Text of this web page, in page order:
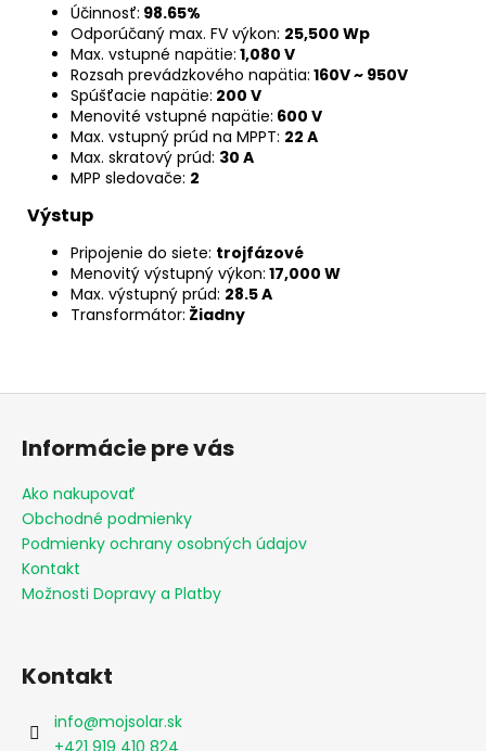
Účinnosť: 98.65%
Odporúčaný max. FV výkon: 25,500 Wp
Max. vstupné napätie: 1,080 V
Rozsah prevádzkového napätia: 160V ~ 950V
Spúšťacie napätie: 200 V
Menovité vstupné napätie: 600 V
Max. vstupný prúd na MPPT: 22 A
Max. skratový prúd: 30 A
MPP sledovače: 2
Výstup
Pripojenie do siete: trojfázové
Menovitý výstupný výkon: 17,000 W
Max. výstupný prúd: 28.5 A
Transformátor: Žiadny
Z
Informácie pre vás
Ako nakupovať
Obchodné podmienky
Podmienky ochrany osobných údajov
Kontakt
Možnosti Dopravy a Platby
Kontakt
info@mojsolar.sk
+421 919 410 824